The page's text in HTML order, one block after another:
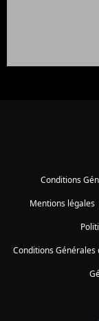
Conditions
Mentions légales|
Conditions